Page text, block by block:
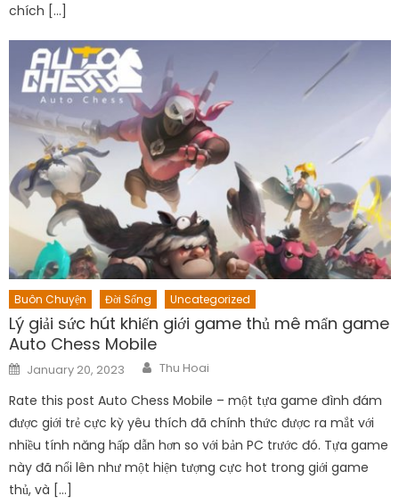
chích […]
Buôn Chuyện Đời Sống Uncategorized
Lý giải sức hút khiến giới game thủ mê mẩn game
Auto Chess Mobile
Posted
on
January 20, 2023 Author
Thu Hoai
Rate this post Auto Chess Mobile – một tựa game đình đám
được giới trẻ cực kỳ yêu thích đã chính thức được ra mắt với
nhiều tính năng hấp dẫn hơn so với bản PC trước đó. Tựa game
này đã nổi lên như một hiện tượng cực hot trong giới game
thủ, và […]